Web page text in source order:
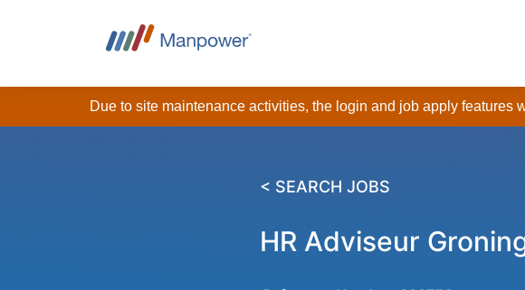
Due to site maintenance activities, the login and job apply features
< SEARCH JOBS
HR Adviseur